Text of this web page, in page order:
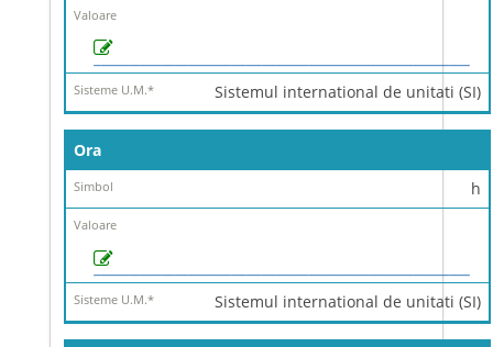
Sistemul international de unitati (SI)
Ora
h
Sistemul international de unitati (SI)